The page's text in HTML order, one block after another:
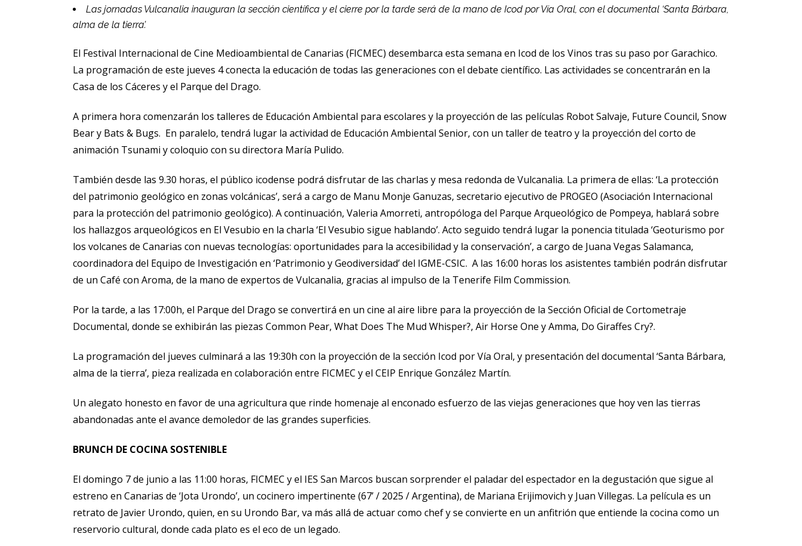
Las jornadas Vulcanalia inauguran la sección científica y el cierre por la tarde será de la mano de Icod por Vía Oral, con el documental ‘Santa Bárbara,
alma de la tierra’.
El Festival Internacional de Cine Medioambiental de Canarias (FICMEC) desembarca esta semana en Icod de los Vinos tras su paso por Garachico.
La programación de este jueves 4 conecta la educación de todas las generaciones con el debate científico. Las actividades se concentrarán en la
Casa de los Cáceres y el Parque del Drago.
A primera hora comenzarán los talleres de Educación Ambiental para escolares y la proyección de las películas Robot Salvaje, Future Council, Snow
Bear y Bats & Bugs. En paralelo, tendrá lugar la actividad de Educación Ambiental Senior, con un taller de teatro y la proyección del corto de
animación Tsunami y coloquio con su directora María Pulido.
También desde las 9.30 horas, el público icodense podrá disfrutar de las charlas y mesa redonda de Vulcanalia. La primera de ellas: ‘La protección
del patrimonio geológico en zonas volcánicas’, será a cargo de Manu Monje Ganuzas, secretario ejecutivo de PROGEO (Asociación Internacional
para la protección del patrimonio geológico). A continuación, Valeria Amorreti, antropóloga del Parque Arqueológico de Pompeya, hablará sobre
los hallazgos arqueológicos en El Vesubio en la charla ‘El Vesubio sigue hablando’. Acto seguido tendrá lugar la ponencia titulada ‘Geoturismo por
los volcanes de Canarias con nuevas tecnologías: oportunidades para la accesibilidad y la conservación’, a cargo de Juana Vegas Salamanca,
coordinadora del Equipo de Investigación en ‘Patrimonio y Geodiversidad’ del IGME-CSIC. A las 16:00 horas los asistentes también podrán disfrutar
de un Café con Aroma, de la mano de expertos de Vulcanalia, gracias al impulso de la Tenerife Film Commission.
Por la tarde, a las 17:00h, el Parque del Drago se convertirá en un cine al aire libre para la proyección de la Sección Oficial de Cortometraje
Documental, donde se exhibirán las piezas Common Pear, What Does The Mud Whisper?, Air Horse One y Amma, Do Giraffes Cry?.
La programación del jueves culminará a las 19:30h con la proyección de la sección Icod por Vía Oral, y presentación del documental ‘Santa Bárbara,
alma de la tierra’, pieza realizada en colaboración entre FICMEC y el CEIP Enrique González Martín.
Un alegato honesto en favor de una agricultura que rinde homenaje al enconado esfuerzo de las viejas generaciones que hoy ven las tierras
abandonadas ante el avance demoledor de las grandes superficies.
BRUNCH DE COCINA SOSTENIBLE
El domingo 7 de junio a las 11:00 horas, FICMEC y el IES San Marcos buscan sorprender el paladar del espectador en la degustación que sigue al
estreno en Canarias de ‘Jota Urondo’, un cocinero impertinente (67’ / 2025 / Argentina), de Mariana Erijimovich y Juan Villegas. La película es un
retrato de Javier Urondo, quien, en su Urondo Bar, va más allá de actuar como chef y se convierte en un anfitrión que entiende la cocina como un
reservorio cultural, donde cada plato es el eco de un legado.